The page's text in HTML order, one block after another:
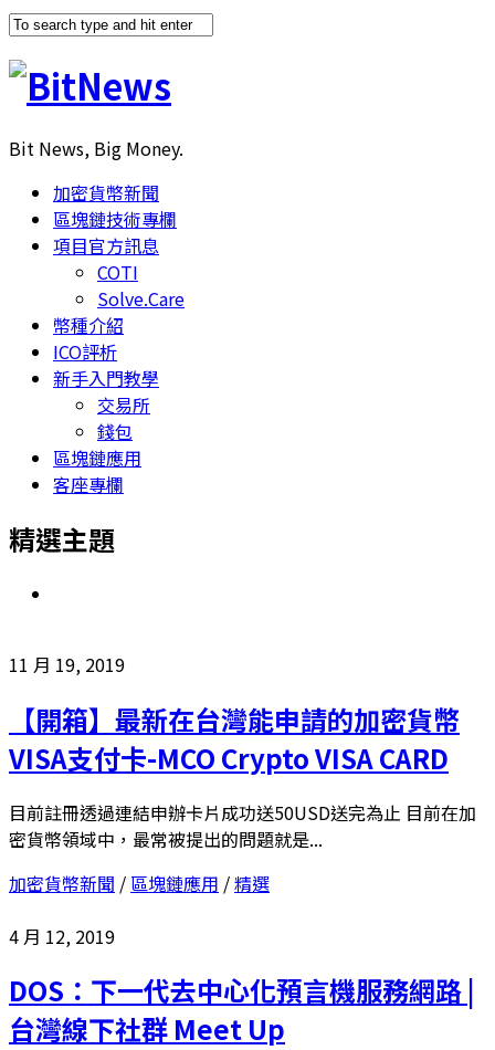
Bit News, Big Money.
加密貨幣新聞
區塊鏈技術專欄
項目官方訊息
COTI
Solve.Care
幣種介紹
ICO評析
新手入門教學
交易所
錢包
區塊鏈應用
客座專欄
精選主題
11 月 19, 2019
【開箱】最新在台灣能申請的加密貨幣
VISA支付卡-MCO Crypto VISA CARD
目前註冊透過連結申辦卡片成功送50USD送完為止 目前在加
密貨幣領域中，最常被提出的問題就是...
加密貨幣新聞 / 區塊鏈應用 /精選
4 月 12, 2019
DOS：下一代去中心化預言機服務網路 |
台灣線下社群 Meet Up